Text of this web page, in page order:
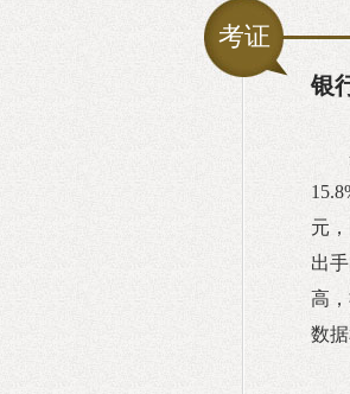
考证
银
元
出
高
数